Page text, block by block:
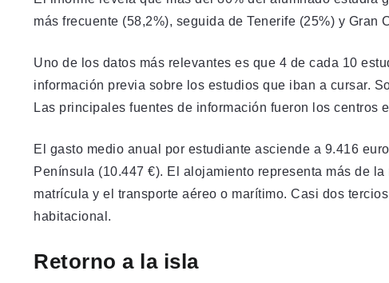
más frecuente (58,2%), seguida de Tenerife (25%) y
Uno de los datos más relevantes es que 4 de cada 10
información previa sobre los estudios que iban a cursar.
Las principales fuentes de información fueron los centros
El gasto medio anual por estudiante asciende a 9.416
Península (10.447 €). El alojamiento representa más de
matrícula y el transporte aéreo o marítimo. Casi dos
habitacional.
Retorno a la isla